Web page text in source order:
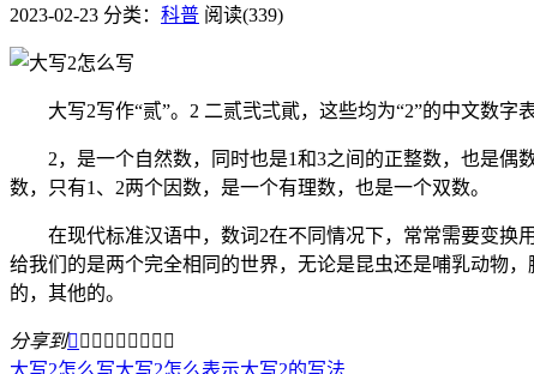
2023-02-23 分类： 科普 阅读(339)
大写2写作“贰”。2 二贰弐弍貮，这些均为“2”的中文数字
2，是一个自然数，同时也是1和3之间的正整数，也是偶
数，只有1、2两个因数，是一个有理数，也是一个双数。
在现代标准汉语中，数词2在不同情况下，常常需要变换用
给我们的是两个完全相同的世界，无论是昆虫还是哺乳动物
的，其他的。
分享到        
大写2怎么写大写2怎么表示大写2的写法